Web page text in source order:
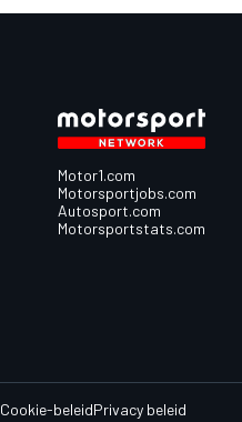
Motor1.com
Motorsportjobs.com
Autosport.com
Motorsportstats.com
Cookie-beleidPrivacy beleid